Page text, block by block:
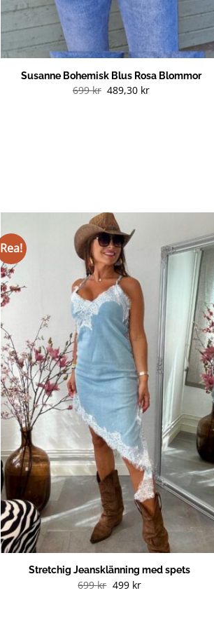
Susanne Bohemisk Blus Rosa Blommor
699kr 489,30 kr
Rea!
Stretchig Jeansklänning med spets
699kr Det
499 krDet